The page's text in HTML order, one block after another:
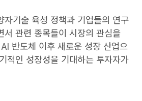
자기술 육성 정책과 기업들의 연구
서 관련 종목들이 시장의 관심을
반도체 이후 새로운 성장 산업으
적인 성장성을 기대하는 투자자가